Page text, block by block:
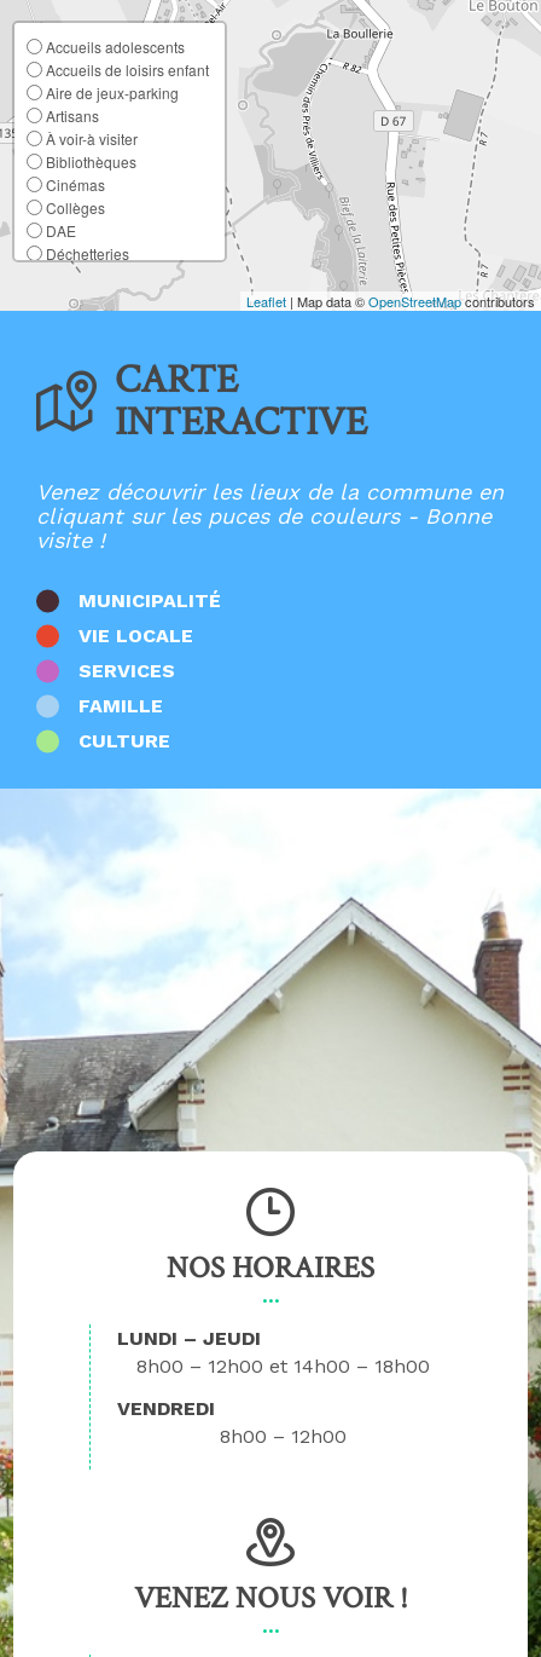
Accueils adolescents
Accueils de loisirs enfant
Aire de jeux-parking
Artisans
À voir-à visiter
Bibliothèques
Cinémas
Collèges
DAE
Déchetteries
Ecoles élémentaires
Ecoles maternelles
Lieux de culte
Mairies
Multi-accueil
Offices de Tourisme
Points d'apport volontaire
Restaurants
Salles
Santé
Sport
Zones d'activités
Autres
Leaflet | Map data ©OpenStreetMapcontributors
CARTE
INTERACTIVE
Venez découvrir les lieux de la commune en
cliquant sur les puces de couleurs - Bonne
visite !
MUNICIPALITÉ
VIE LOCALE
SERVICES
FAMILLE
CULTURE
NOS HORAIRES
LUNDI – JEUDI
8h00 – 12h00
14h00 – 18h00
VENDREDI
8h00 – 12h00
VENEZ NOUS VOIR !